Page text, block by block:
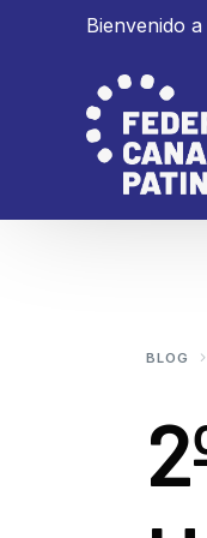
Bienvenido
BLOG